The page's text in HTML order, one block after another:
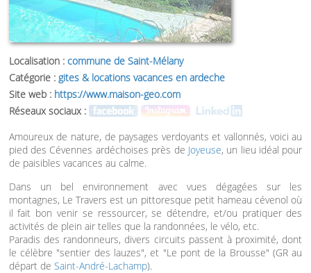
Localisation : commune de Saint-Mélany
Catégorie : gites & locations vacances en ardeche
Site web : https://www.maison-geo.com
Réseaux sociaux :
Amoureux de nature, de paysages verdoyants et vallonnés, voici au
pied des Cévennes ardéchoises près de Joyeuse, un lieu idéal pour
de paisibles vacances au calme.
Dans un bel environnement avec vues dégagées sur les
montagnes, Le Travers est un pittoresque petit hameau cévenol où
il fait bon venir se ressourcer, se détendre, et/ou pratiquer des
activités de plein air telles que la randonnées, le vélo, etc.
Paradis des randonneurs, divers circuits passent à proximité, dont
le célèbre "sentier des lauzes", et "Le pont de la Brousse" (GR au
départ de Saint-André-Lachamp).